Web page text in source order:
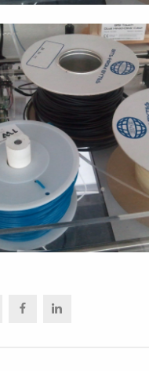
TWITTERFACEBOOK